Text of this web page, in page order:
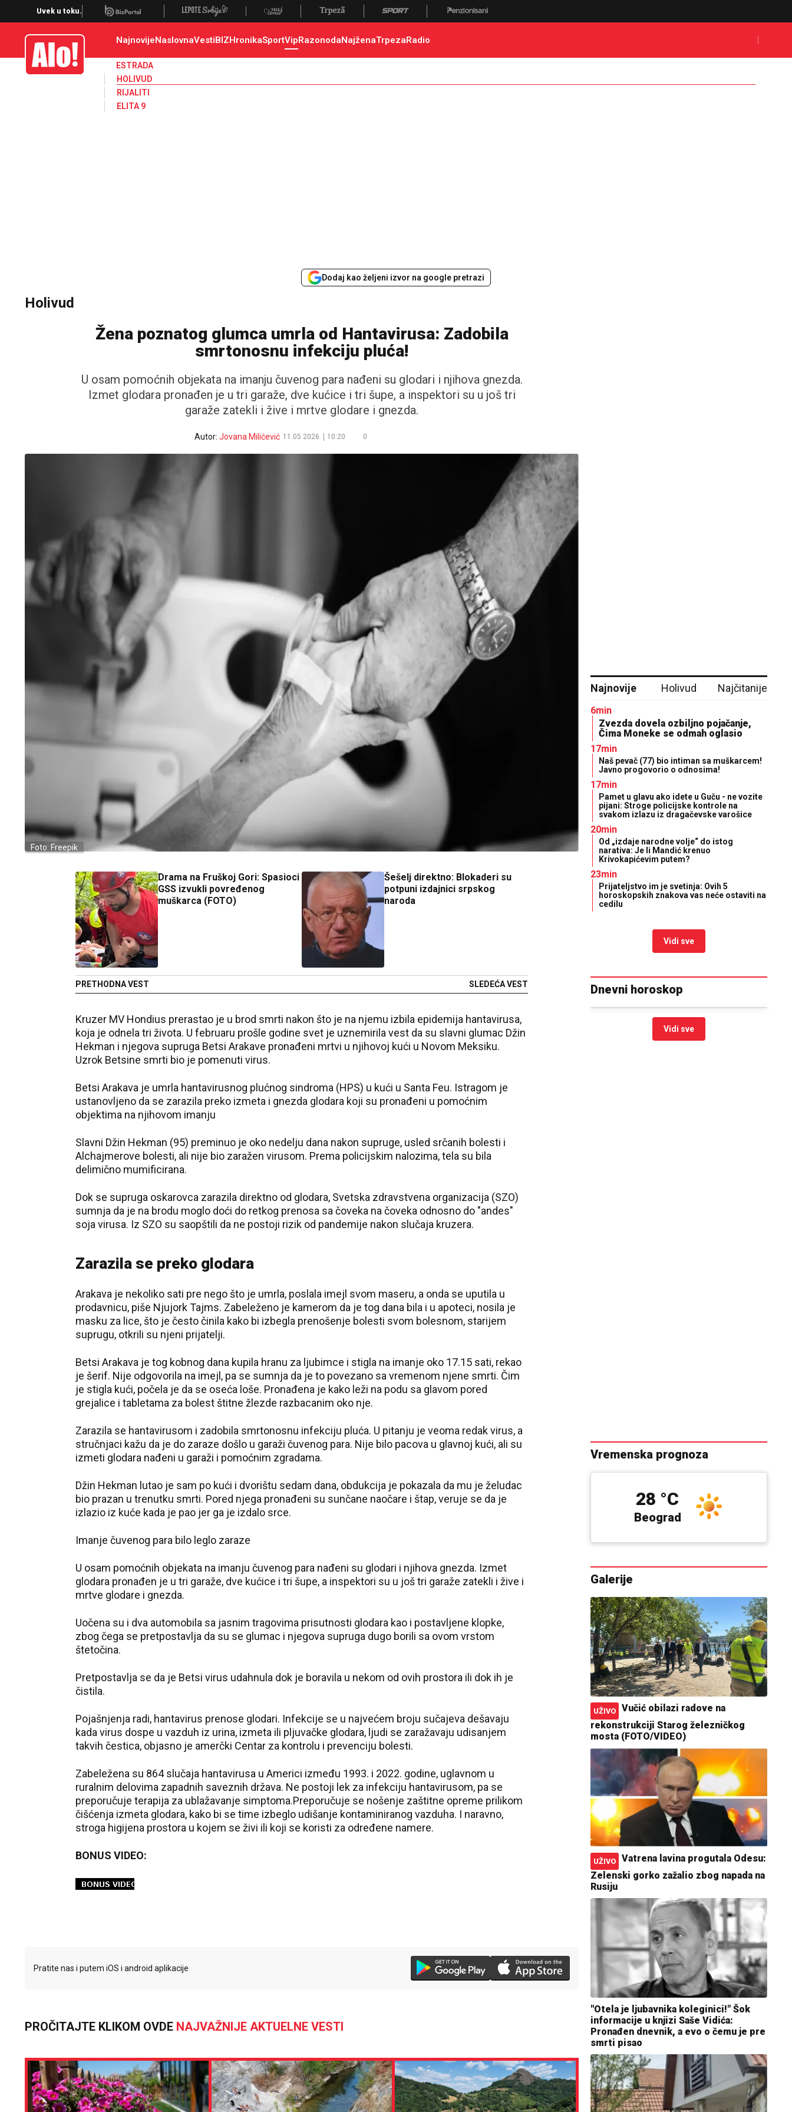
Uvek u toku.
Alo NajnovijeNaslovnaVestiBIZHronikaSportVipRazonodaNajženaTrpezaRadio
ESTRADA
HOLIVUD
RIJALITI
ELITA 9
Dodaj kao željeni izvor na google pretrazi
Holivud
Žena poznatog glumca umrla od Hantavirusa: Zadobila
smrtonosnu infekciju pluća!
U osam pomoćnih objekata na imanju čuvenog para nađeni su glodari i njihova gnezda.
Izmet glodara pronađen je u tri garaže, dve kućice i tri šupe, a inspektori su u još tri
garaže zatekli i žive i mrtve glodare i gnezda.
Autor: Jovana Milićević 11.05.2026. 10:20 0
Foto: Freepik
Drama na Fruškoj Gori: Spasioci
GSS izvukli povređenog
muškarca (FOTO)
PRETHODNA VEST
Šešelj direktno: Blokaderi su
potpuni izdajnici srpskog
naroda
SLEDEĆA VEST
Kruzer MV Hondius prerastao je u brod smrti nakon što je na njemu izbila epidemija hantavirusa,
koja je odnela tri života. U februaru prošle godine svet je uznemirila vest da su slavni glumac Džin
Hekman i njegova supruga Betsi Arakave pronađeni mrtvi u njihovoj kući u Novom Meksiku.
Uzrok Betsine smrti bio je pomenuti virus.
Betsi Arakava je umrla hantavirusnog plućnog sindroma (HPS) u kući u Santa Feu. Istragom je
ustanovljeno da se zarazila preko izmeta i gnezda glodara koji su pronađeni u pomoćnim
objektima na njihovom imanju
Slavni Džin Hekman (95) preminuo je oko nedelju dana nakon supruge, usled srčanih bolesti i
Alchajmerove bolesti, ali nije bio zaražen virusom. Prema policijskim nalozima, tela su bila
delimično mumificirana.
Dok se supruga oskarovca zarazila direktno od glodara, Svetska zdravstvena organizacija (SZO)
sumnja da je na brodu moglo doći do retkog prenosa sa čoveka na čoveka odnosno do "andes"
soja virusa. Iz SZO su saopštili da ne postoji rizik od pandemije nakon slučaja kruzera.
Zarazila se preko glodara
Arakava je nekoliko sati pre nego što je umrla, poslala imejl svom maseru, a onda se uputila u
prodavnicu, piše Njujork Tajms. Zabeleženo je kamerom da je tog dana bila i u apoteci, nosila je
masku za lice, što je često činila kako bi izbegla prenošenje bolesti svom bolesnom, starijem
suprugu, otkrili su njeni prijatelji.
Betsi Arakava je tog kobnog dana kupila hranu za ljubimce i stigla na imanje oko 17.15 sati, rekao
je šerif. Nije odgovorila na imejl, pa se sumnja da je to povezano sa vremenom njene smrti. Čim
je stigla kući, počela je da se oseća loše. Pronađena je kako leži na podu sa glavom pored
grejalice i tabletama za bolest štitne žlezde razbacanim oko nje.
Zarazila se hantavirusom i zadobila smrtonosnu infekciju pluća. U pitanju je veoma redak virus, a
stručnjaci kažu da je do zaraze došlo u garaži čuvenog para. Nije bilo pacova u glavnoj kući, ali su
izmeti glodara nađeni u garaži i pomoćnim zgradama.
Džin Hekman lutao je sam po kući i dvorištu sedam dana, obdukcija je pokazala da mu je želudac
bio prazan u trenutku smrti. Pored njega pronađeni su sunčane naočare i štap, veruje se da je
izlazio iz kuće kada je pao jer ga je izdalo srce.
Imanje čuvenog para bilo leglo zaraze
U osam pomoćnih objekata na imanju čuvenog para nađeni su glodari i njihova gnezda. Izmet
glodara pronađen je u tri garaže, dve kućice i tri šupe, a inspektori su u još tri garaže zatekli i žive i
mrtve glodare i gnezda.
Uočena su i dva automobila sa jasnim tragovima prisutnosti glodara kao i postavljene klopke,
zbog čega se pretpostavlja da su se glumac i njegova supruga dugo borili sa ovom vrstom
štetočina.
Pretpostavlja se da je Betsi virus udahnula dok je boravila u nekom od ovih prostora ili dok ih je
čistila.
Pojašnjenja radi, hantavirus prenose glodari. Infekcije se u najvećem broju sučajeva dešavaju
kada virus dospe u vazduh iz urina, izmeta ili pljuvačke glodara, ljudi se zaražavaju udisanjem
takvih čestica, objasno je amerčki Centar za kontrolu i prevenciju bolesti.
Zabeležena su 864 slučaja hantavirusa u Americi između 1993. i 2022. godine, uglavnom u
ruralnim delovima zapadnih saveznih država. Ne postoji lek za infekciju hantavirusom, pa se
preporučuje terapija za ublažavanje simptoma.Preporučuje se nošenje zaštitne opreme prilikom
čišćenja izmeta glodara, kako bi se time izbeglo udišanje kontaminiranog vazduha. I naravno,
stroga higijena prostora u kojem se živi ili koji se koristi za određene namere.
BONUS VIDEO:
Pratite nas i putem iOS i android aplikacije
PROČITAJTE KLIKOM OVDE NAJVAŽNIJE AKTUELNE VESTI
Najnovije Holivud Najčitanije
6min
Zvezda dovela ozbiljno pojačanje,
Čima Moneke se odmah oglasio
17min
Naš pevač (77) bio intiman sa muškarcem!
Javno progovorio o odnosima!
17min
Pamet u glavu ako idete u Guču - ne vozite
pijani: Stroge policijske kontrole na
svakom izlazu iz dragačevske varošice
20min
Od „izdaje narodne volje“ do istog
narativa: Je li Mandić krenuo
Krivokapićevim putem?
23min
Prijateljstvo im je svetinja: Ovih 5
horoskopskih znakova vas neće ostaviti na
cedilu
Vidi sve
Dnevni horoskop
Vidi sve
Vremenska prognoza
28 °C
Beograd
28 °C
Galerije
UŽIVO
Vučić obilazi radove na
rekonstrukciji Starog železničkog
mosta (FOTO/VIDEO)
UŽIVO
Vatrena lavina progutala Odesu:
Zelenski gorko zažalio zbog napada na
Rusiju
"Otela je ljubavnika koleginici!" Šok
informacije u knjizi Saše Vidića:
Pronađen dnevnik, a evo o čemu je pre
smrti pisao